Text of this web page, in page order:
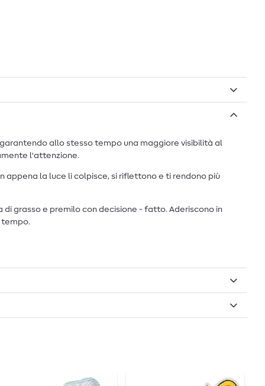
allo stesso tempo una maggiore visibilità al
l'attenzione.
appena la luce li colpisce, si riflettono e ti rendono più
grasso e premilo con decisione - fatto. Aderiscono in
tempo.